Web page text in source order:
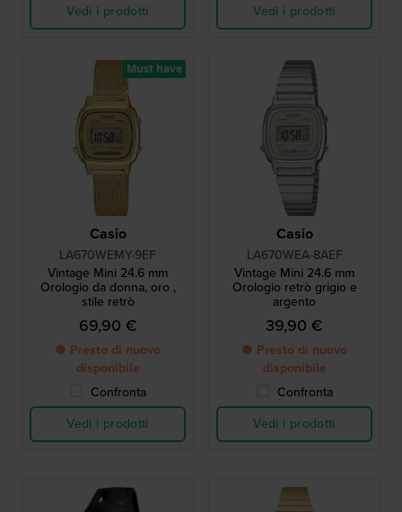
Vedi i prodotti
Vedi i prodotti
Casio
LA670WEMY-9EF
Vintage Mini 24.6 mm
Orologio da donna, oro ,
stile retrò
69,90 €
● Presto di nuovo
disponibile
Confronta
Vedi i prodotti
Must have
Casio
LA670WEA-8AEF
Vintage Mini 24.6 mm
Orologio retrò grigio e
argento
39,90 €
● Presto di nuovo
disponibile
Confronta
Vedi i prodotti